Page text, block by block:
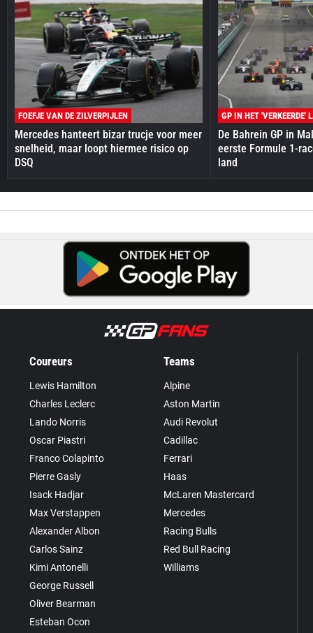
FOEFJE VAN DE ZILVERPIJLEN
Mercedes hanteert bizar trucje voor meer
snelheid, maar loopt hiermee risico op
DSQ
GP IN HET 'VERKEERDE'
De Bahrein GP in
eerste Formule 1-
land
Coureurs
Lewis Hamilton
Charles Leclerc
Lando Norris
Oscar Piastri
Franco Colapinto
Pierre Gasly
Isack Hadjar
Max Verstappen
Alexander Albon
Carlos Sainz
Kimi Antonelli
George Russell
Oliver Bearman
Esteban Ocon
Teams
Alpine
Aston Martin
Audi Revolut
Cadillac
Ferrari
Haas
McLaren Mastercard
Mercedes
Racing Bulls
Red Bull Racing
Williams